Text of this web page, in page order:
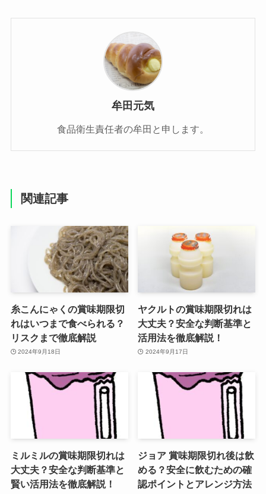
牟田元気
食品衛生責任者の牟田と申します。
関連記事
糸こんにゃくの賞味期限切
れはいつまで食べられる？
リスクまで徹底解説
2024年9月18日
ヤクルトの賞味期限切れは
大丈夫？安全な判断基準と
活用法を徹底解説！
2024年9月17日
ミルミルの賞味期限切れは
大丈夫？安全な判断基準と
賢い活用法を徹底解説！
ジョア 賞味期限切れ後は飲
める？安全に飲むための確
認ポイントとアレンジ方法